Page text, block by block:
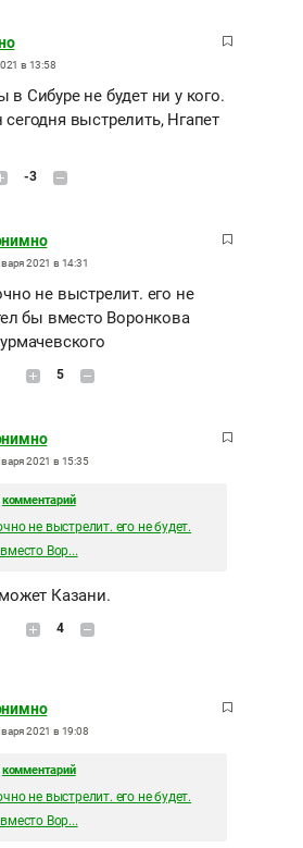
в 13:58
в Сибуре не будет ни у кого.
выстрелить, Нгапет
-3
2021 в 14:31
не выстрелит. его не
бы вместо Воронкова
5
2021 в 15:35
комментарий
не выстрелит. его не будет.
Вор...
Казани.
4
2021 в 19:08
комментарий
не выстрелит. его не будет.
Вор...